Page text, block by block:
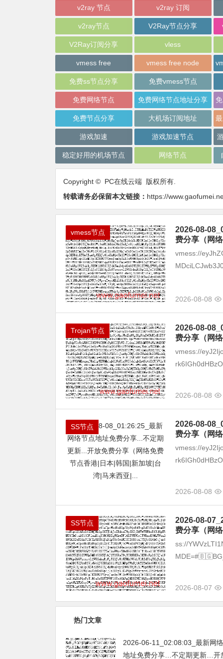
v2ray 节点 v2ray 订阅
v2ray节点 V2Ray节点分享
V2Ray订阅分享 vless
vmess free vmess free node
免费ss节点分享 免费vmess节点
免费网络节点 免费网络节点地址分享
免费节点分享 大机场订阅地址
游戏加速 游戏加速节点
稳定好用的机场节点 网络节点
Copyright © PC在线云端 版权所有.
转载请务必保留本文链接： https://
vmess节点
2026-08-
费分享（网
vmess://
2026-08-08
Trojan节点
2026-08-
费分享（网
vmess://
2026-08-08
SS节点
2026-08-
费分享（网
vmess://
2026-08-08
SS节点
2026-08-
费分享（网
ss://
2026-08-07
热门文章
2026-06-11_02:08:03_最新网
地址免费分享…不定期更新…开